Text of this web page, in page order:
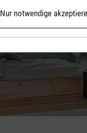
Nur notwendige